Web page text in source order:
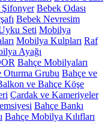
Bebek Odası
Bebek Nevresim
Seti Mobilya
Mobilya Kulpları Raf
Ayağı
Bahçe Mobilyaları
Oturma Grubu Bahçe ve
ve Bahçe Köşe
Çardak ve Kameriyeler
Bahçe Bankı
Bahçe Mobilya Kılıfları